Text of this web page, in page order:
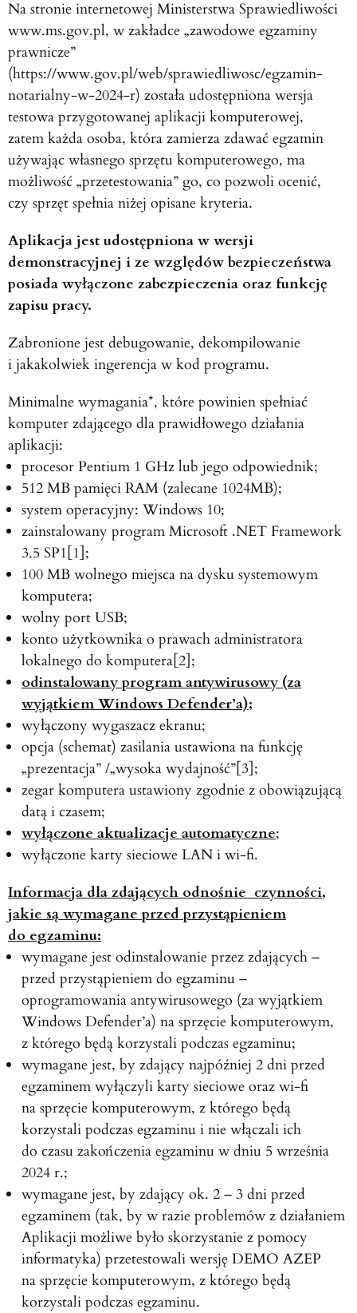
Na stronie internetowej Ministerstwa Sprawiedliwości
www.ms.gov.pl, w zakładce „zawodowe egzaminy
prawnicze”
(https://www.gov.pl/web/sprawiedliwosc/egzamin-
notarialny-w-2024-r) została udostępniona wersja
testowa przygotowanej aplikacji komputerowej,
zatem każda osoba, która zamierza zdawać egzamin
używając własnego sprzętu komputerowego, ma
możliwość „przetestowania” go, co pozwoli ocenić,
czy sprzęt spełnia niżej opisane kryteria.
Aplikacja jest udostępniona w wersji
demonstracyjnej i ze względów bezpieczeństwa
posiada wyłączone zabezpieczenia oraz funkcję
zapisu pracy.
Zabronione jest debugowanie, dekompilowanie
i jakakolwiek ingerencja w kod programu.
Minimalne wymagania*, które powinien spełniać
komputer zdającego dla prawidłowego działania
aplikacji:
procesor Pentium 1 GHz lub jego odpowiednik;
512 MB pamięci RAM (zalecane 1024MB);
system operacyjny: Windows 10;
zainstalowany program Microsoft .NET Framework
3.5 SP1[1];
100 MB wolnego miejsca na dysku systemowym
komputera;
wolny port USB;
konto użytkownika o prawach administratora
lokalnego do komputera[2];
odinstalowany program antywirusowy (za
wyjątkiem Windows Defender’a);
wyłączony wygaszacz ekranu;
opcja (schemat) zasilania ustawiona na funkcję
„prezentacja” /„wysoka wydajność”[3];
zegar komputera ustawiony zgodnie z obowiązującą
datą i czasem;
wyłączone aktualizacje automatyczne;
wyłączone karty sieciowe LAN i wi-fi.
Informacja dla zdających odnośnie czynności,
jakie są wymagane przed przystąpieniem
do egzaminu:
wymagane jest odinstalowanie przez zdających –
przed przystąpieniem do egzaminu –
oprogramowania antywirusowego (za wyjątkiem
Windows Defender’a) na sprzęcie komputerowym,
z którego będą korzystali podczas egzaminu;
wymagane jest, by zdający najpóźniej 2 dni przed
egzaminem wyłączyli karty sieciowe oraz wi-fi
na sprzęcie komputerowym, z którego będą
korzystali podczas egzaminu i nie włączali ich
do czasu zakończenia egzaminu w dniu 5 września
2024 r.;
wymagane jest, by zdający ok. 2 – 3 dni przed
egzaminem (tak, by w razie problemów z działaniem
Aplikacji możliwe było skorzystanie z pomocy
informatyka) przetestowali wersję DEMO AZEP
na sprzęcie komputerowym, z którego będą
korzystali podczas egzaminu.